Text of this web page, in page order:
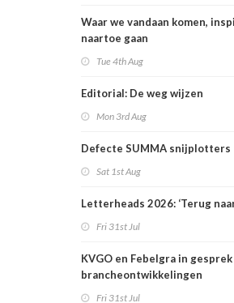
Waar we vandaan komen,
naartoe gaan
Tue 4th Aug
Editorial: De weg wijzen
Mon 3rd Aug
Defecte SUMMA snijplotters
Sat 1st Aug
Letterheads 2026: ‘Terug
Fri 31st Jul
KVGO en Febelgra in
brancheontwikkelingen
Fri 31st Jul